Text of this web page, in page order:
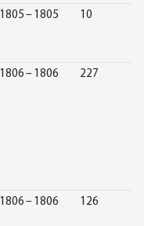
1805 – 1805 10
1806 – 1806 227
1806 – 1806 126